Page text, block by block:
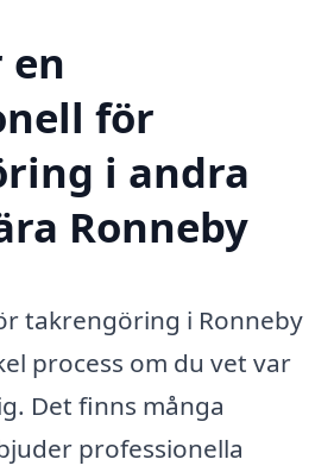
en
för
i andra
Ronneby
takrengöring i Ronneby
process om du vet var
Det finns många
professionella